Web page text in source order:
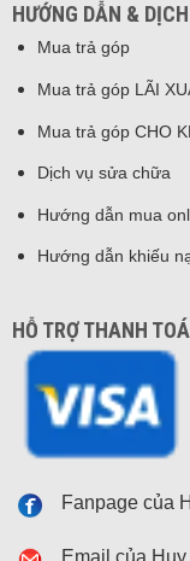
HƯỚNG DẪN &
Mua trả góp
Mua trả góp LÃI
Mua trả góp CHO
Dịch vụ sửa chữa
Hướng dẫn mua
Hướng dẫn khiếu
HỖ TRỢ THANH
Fanpage của
Email của